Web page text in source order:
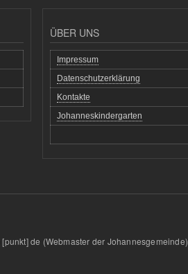
ÜBER UNS
Impressum
Datenschutzerklärung
Kontakte
Johanneskindergarten
[punkt]de (Webmaster der Johannesgemeinde)